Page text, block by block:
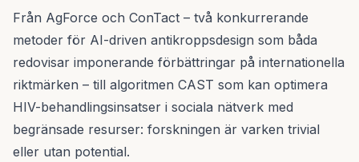
Från AgForce och ConTact – två konkurrerande
metoder för AI-driven antikroppsdesign som båda
redovisar imponerande förbättringar på internationella
riktmärken – till algoritmen CAST som kan optimera
HIV-behandlingsinsatser i sociala nätverk med
begränsade resurser: forskningen är varken trivial
eller utan potential.